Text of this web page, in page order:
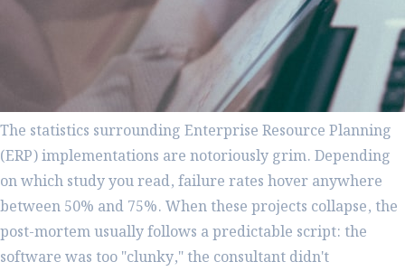
The statistics surrounding Enterprise Resource Planning
(ERP) implementations are notoriously grim. Depending
on which study you read, failure rates hover anywhere
between 50% and 75%. When these projects collapse, the
post-mortem usually follows a predictable script: the
software was too "clunky," the consultant didn't